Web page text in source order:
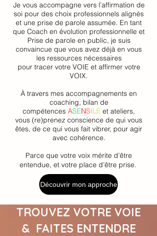
Je vous accompagne vers l’affirmation de
soi pour des choix professionnels alignés
et une prise de parole assumée. En tant
que Coach en évolution professionnelle et
Prise de parole en public, je suis
convaincue que vous avez déjà en vous
les ressources nécessaires
pour tracer votre VOIE et affirmer votre
VOIX.
À travers mes accompagnements en
coaching, bilan de
compétences ASENSILE et ateliers,
vous (re)prenez conscience de qui vous
êtes, de ce qui vous fait vibrer, pour agir
avec cohérence.
Parce que votre voix mérite d’être
entendue, et votre place d’être prise.
Découvrir mon approche
TROUVEZ VOTRE VOIE
& FAITES ENTENDRE